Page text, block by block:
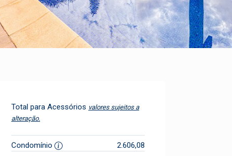
Total para Acessórios valores sujeitos a
alteração.
Condomínio
2.606,08